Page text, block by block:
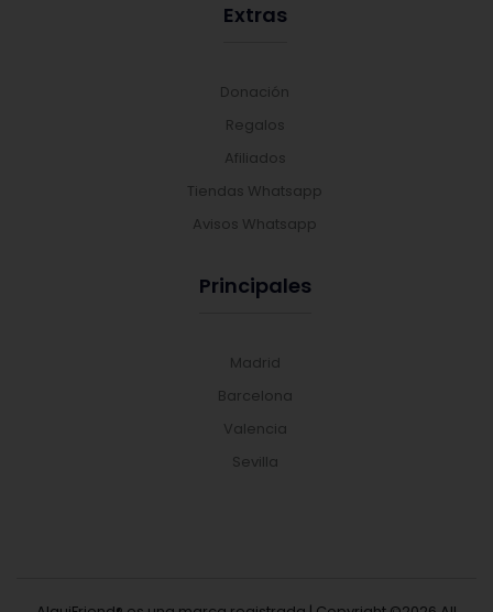
Extras
Donación
Regalos
Afiliados
Tiendas Whatsapp
Avisos Whatsapp
Principales
Madrid
Barcelona
Valencia
Sevilla